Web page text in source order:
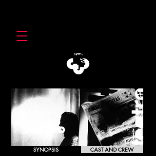
FANTASIO
SYNOPSIS CAST AND CREW